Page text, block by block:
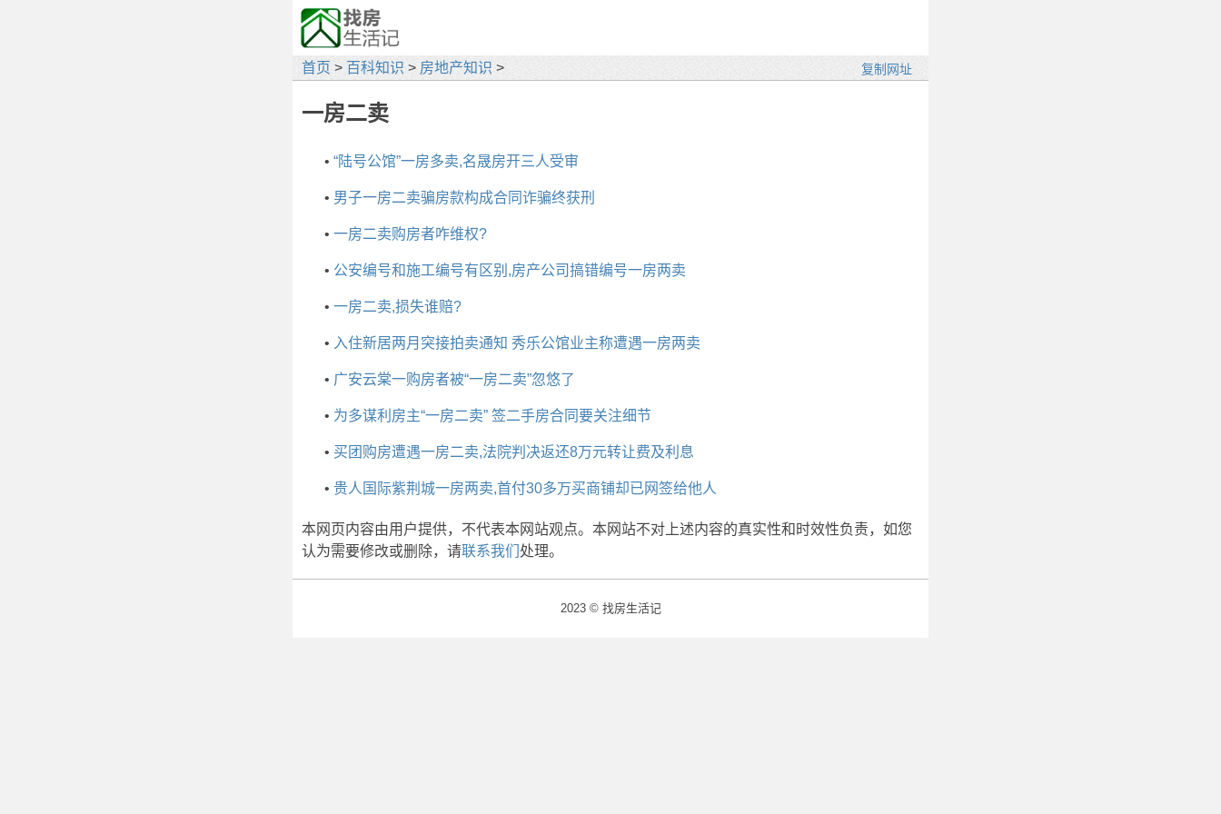
首页 > 百科知识 > 房地产知识 >
一房二卖
• “陆号公馆”一房多卖,名晟房开三人受审
• 男子一房二卖骗房款构成合同诈骗终获刑
• 一房二卖购房者咋维权?
• 公安编号和施工编号有区别,房产公司搞错编号一房两卖
• 一房二卖,损失谁赔?
• 入住新居两月突接拍卖通知 秀乐公馆业主称遭遇一房两卖
• 广安云棠一购房者被“一房二卖”忽悠了
• 为多谋利房主“一房二卖” 签二手房合同要关注细节
• 买团购房遭遇一房二卖,法院判决返还8万元转让费及利息
• 贵人国际紫荆城一房两卖,首付30多万买商铺却已网签给他人
本网页内容由用户提供，不代表本网站观点。本网站不对上述内容的真实性和时效性负责，如您
认为需要修改或删除，请联系我们 处理。
2023 © 找房生活记